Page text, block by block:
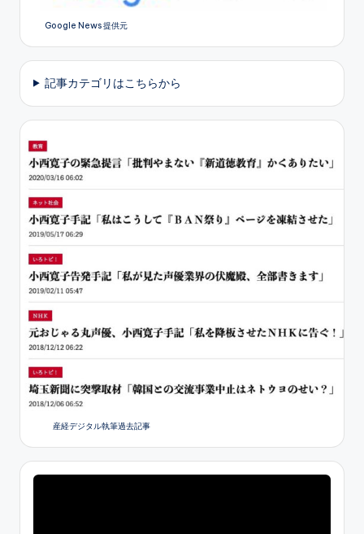
Google News 提供元
記事カテゴリはこちらから
産経デジタル執筆過去記事